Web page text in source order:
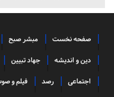
صفحه نخست مبشر صبح
دین و اندیشه جهاد تبیین
اجتماعی رصد فیلم و